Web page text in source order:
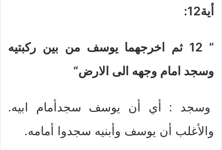
أية12 :
” 12
ثم اخرجهما يوسف من بين ركبتيه
وسجد امام وجهه الى الارض“
وسجد : أي أن يوسف سجدأمام ابيه.
والأغلب أن يوسف وأبنيه سجدوا أمامه.